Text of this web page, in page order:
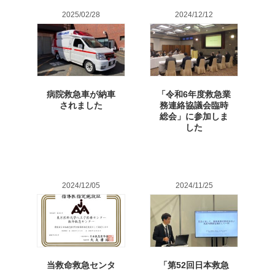
2025/02/28
病院救急車が納車
されました
2024/12/12
「令和6年度救急業
務連絡協議会臨時
総会」に参加しま
した
2024/12/05
当救命救急センタ
2024/11/25
「第52回日本救急